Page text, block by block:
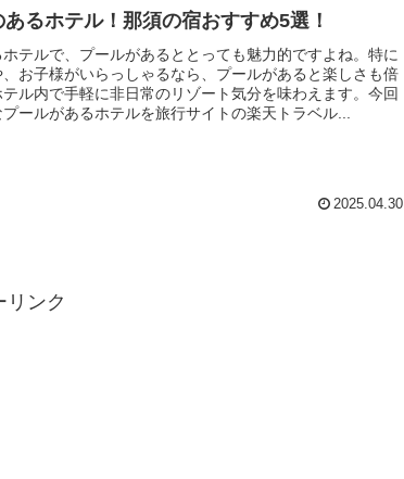
るホテル！那須の宿おすすめ5選！
テルで、プールがあるととっても魅力的ですよね。特に
お子様がいらっしゃるなら、プールがあると楽しさも倍
ル内で手軽に非日常のリゾート気分を味わえます。今回
ールがあるホテルを旅行サイトの楽天トラベル...
2025.04.30
リンク